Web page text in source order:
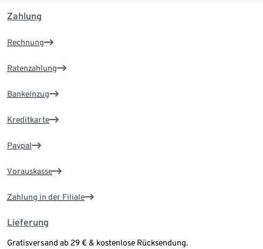
Zahlung
Rechnung
Ratenzahlung
Bankeinzug
Kreditkarte
Paypal
Vorauskasse
Zahlung in der Filiale
Lieferung
Gratisversand ab 29 € & kostenlose Rücksendung.